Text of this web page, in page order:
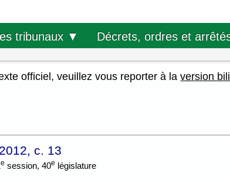
tribunaux ▼ Décrets, ordres et
officiel, veuillez vous reporter à laversion
c. 13
e session, 40e législature